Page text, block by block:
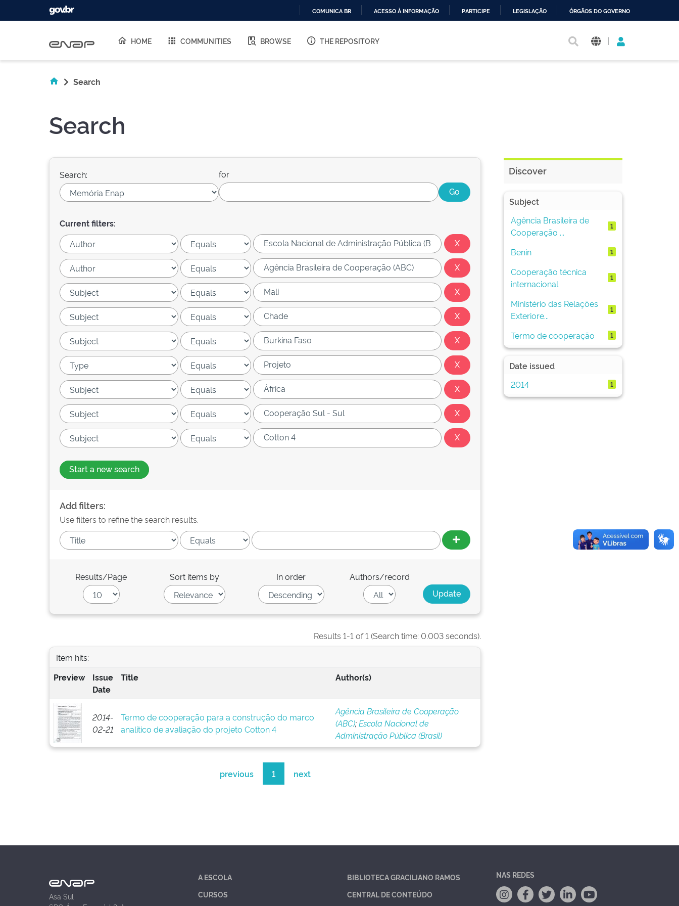
O
COMUNICA BR ACESSO À INFORMAÇÃO PARTICIPE LEGISLAÇÃO ÓRGÃOS DO GOVERNO
HOME COMMUNITIES BROWSE THE REPOSITORY |
Search
Search
Search: for
Current filters:
Start a new search
Add filters:
Use filters to refine the search results.
Results/Page Sort items by In order Authors/record
Results 1-1 of 1 (Search time: 0.003 seconds).
Item hits:
Preview
Issue
Date
Title Author(s)
2014-
02-21
Termo de cooperação para a construção do marco
analítico de avaliação do projeto Cotton 4
Agência Brasileira de Cooperação
(ABC);Escola Nacional de
Administração Pública (Brasil)
previous 1 next
Discover
Subject
Agência Brasileira de
Cooperação ...
1
Benin 1
Cooperação técnica
internacional
1
Ministério das Relações
Exteriore...
1
Termo de cooperação 1
Date issued
2014
1
Asa Sul
A ESCOLA
CURSOS
BIBLIOTECA GRACILIANO RAMOS
CENTRAL DE CONTEÚDO
NAS REDES